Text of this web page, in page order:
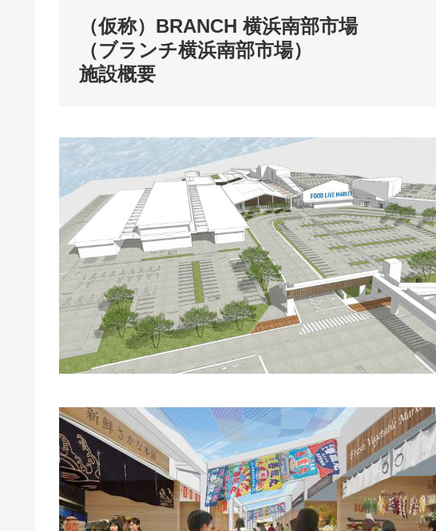
（仮称）BRANCH 横浜南部市場
（ブランチ横浜南部市場）
施設概要